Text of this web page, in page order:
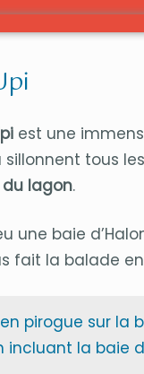
est une
sillonnent tous
lagon.
une baie
fait la balade
pirogue sur la
incluant la baie